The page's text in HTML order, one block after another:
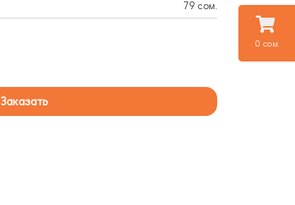
0 сом.
79 сом.
Заказать